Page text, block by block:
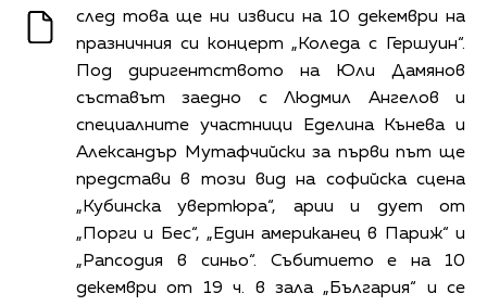
след това ще ни извиси на 10 декември на
празничния си концерт „Коледа с Гершуин“.
Под диригентството на Юли Дамянов
съставът заедно с Людмил Ангелов и
специалните участници Еделина Кънева и
Александър Мутафчийски за първи път ще
представи в този вид на софийска сцена
„Кубинска увертюра“, арии и дует от
„Порги и Бес“, „Един американец в Париж“ и
„Рапсодия в синьо“. Събитието е на 10
декември от 19 ч. в зала „България“ и се